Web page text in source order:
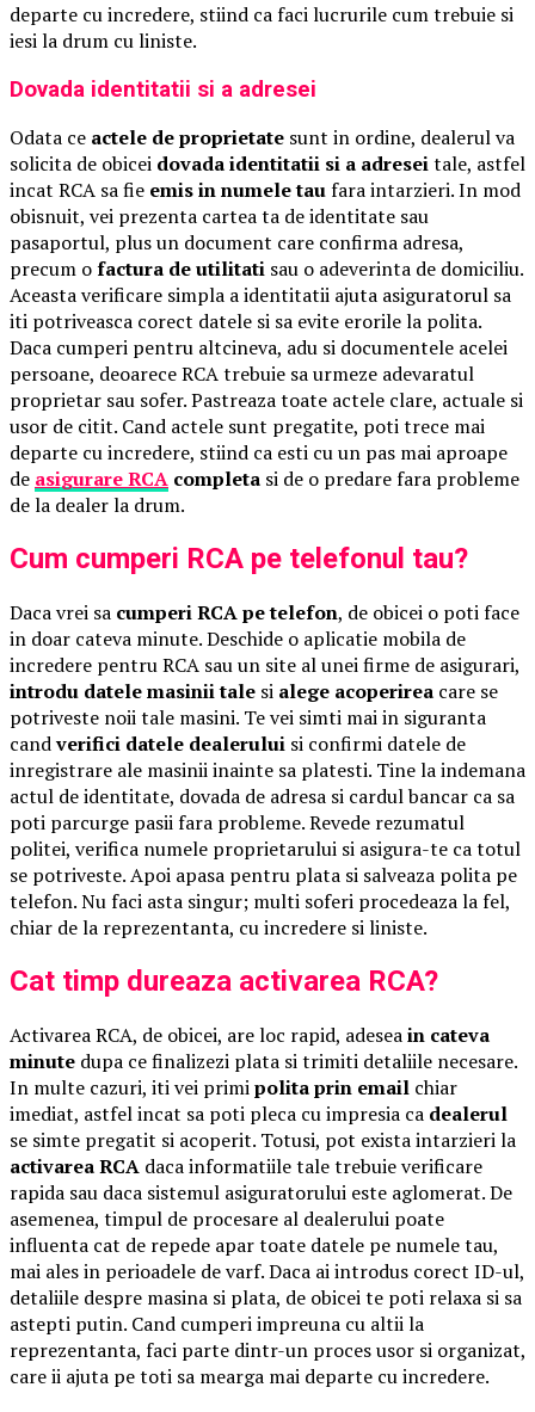
departe cu incredere, stiind ca faci lucrurile cum trebuie si
iesi la drum cu liniste.
Dovada identitatii si a adresei
Odata ce actele de proprietate sunt in ordine, dealerul va
solicita de obicei dovada identitatii si a adreseitale, astfel
incat RCA sa fie emis in numele taufara intarzieri. In mod
obisnuit, vei prezenta cartea ta de identitate sau
pasaportul, plus un document care confirma adresa,
precum ofactura de utilitati sau o adeverinta de domiciliu.
Aceasta verificare simpla a identitatii ajuta asiguratorul sa
iti potriveasca corect datele si sa evite erorile la polita.
Daca cumperi pentru altcineva, adu si documentele acelei
persoane, deoarece RCA trebuie sa urmeze adevaratul
proprietar sau sofer. Pastreaza toate actele clare, actuale si
usor de citit. Cand actele sunt pregatite, poti trece mai
departe cu incredere, stiind ca esti cu un pas mai aproape
de asigurare RCA completa si de o predare fara probleme
de la dealer la drum.
Cum cumperi RCA pe telefonul tau?
Daca vrei sa cumperi RCA pe telefon, de obicei o poti face
in doar cateva minute. Deschide o aplicatie mobila de
incredere pentru RCA sau un site al unei firme de asigurari,
introdu datele masinii tale si alege acoperirea care se
potriveste noii tale masini. Te vei simti mai in siguranta
candverifici datele dealerului si confirmi datele de
inregistrare ale masinii inainte sa platesti. Tine la indemana
actul de identitate, dovada de adresa si cardul bancar ca sa
poti parcurge pasii fara probleme. Revede rezumatul
politei, verifica numele proprietarului si asigura-te ca totul
se potriveste. Apoi apasa pentru plata si salveaza polita pe
telefon. Nu faci asta singur; multi soferi procedeaza la fel,
chiar de la reprezentanta, cu incredere si liniste.
Cat timp dureaza activarea RCA?
Activarea RCA, de obicei, are loc rapid, adeseain cateva
minute dupa ce finalizezi plata si trimiti detaliile necesare.
In multe cazuri, iti vei primipolita prin email chiar
imediat, astfel incat sa poti pleca cu impresia ca dealerul
se simte pregatit si acoperit. Totusi, pot exista intarzieri la
activarea RCA daca informatiile tale trebuie verificare
rapida sau daca sistemul asiguratorului este aglomerat. De
asemenea, timpul de procesare al dealerului poate
influenta cat de repede apar toate datele pe numele tau,
mai ales in perioadele de varf. Daca ai introdus corect ID-ul,
detaliile despre masina si plata, de obicei te poti relaxa si sa
astepti putin. Cand cumperi impreuna cu altii la
reprezentanta, faci parte dintr-un proces usor si organizat,
care ii ajuta pe toti sa mearga mai departe cu incredere.